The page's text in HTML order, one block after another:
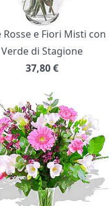
Rosse e Fiori Misti con
Verde di Stagione
37,80€